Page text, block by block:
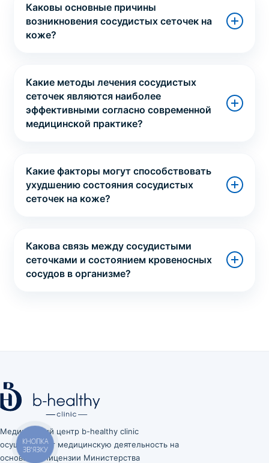
Каковы основные причины
возникновения сосудистых сеточек на
коже?
Какие методы лечения сосудистых
сеточек являются наиболее
эффективными согласно современной
медицинской практике?
Какие факторы могут способствовать
ухудшению состояния сосудистых
сеточек на коже?
Какова связь между сосудистыми
сеточками и состоянием кровеносных
сосудов в организме?
Медицинский центр b-healthy clinic
осуществляет медицинскую деятельность на
основании лицензии Министерства
КНОПКА
ЗВ'ЯЗКУ